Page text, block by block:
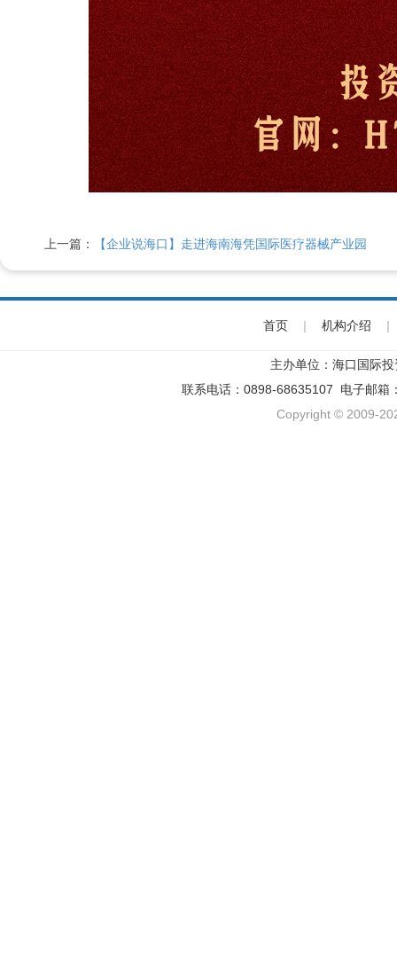
上一篇： 【企业说海口】走进海南海凭国际医疗器械产业园
首页 | 机构介绍 |
主办单位：海口国际
联系电话：0898-68635107 电子邮箱
Copyright © 2009-